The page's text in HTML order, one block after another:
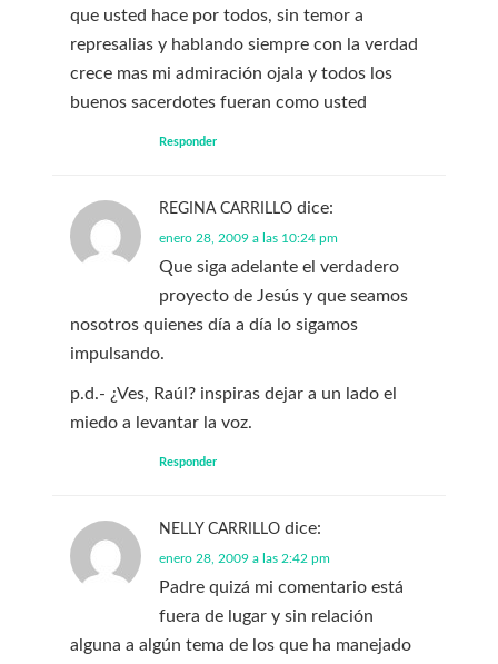
que usted hace por todos, sin temor a
represalias y hablando siempre con la verdad
crece mas mi admiración ojala y todos los
buenos sacerdotes fueran como usted
Responder
REGINA CARRILLO dice:
enero 28, 2009 a las 10:24 pm
Que siga adelante el verdadero
proyecto de Jesús y que seamos
nosotros quienes día a día lo sigamos
impulsando.
p.d.- ¿Ves, Raúl? inspiras dejar a un lado el
miedo a levantar la voz.
Responder
NELLY CARRILLO dice:
enero 28, 2009 a las 2:42 pm
Padre quizá mi comentario está
fuera de lugar y sin relación
alguna a algún tema de los que ha manejado